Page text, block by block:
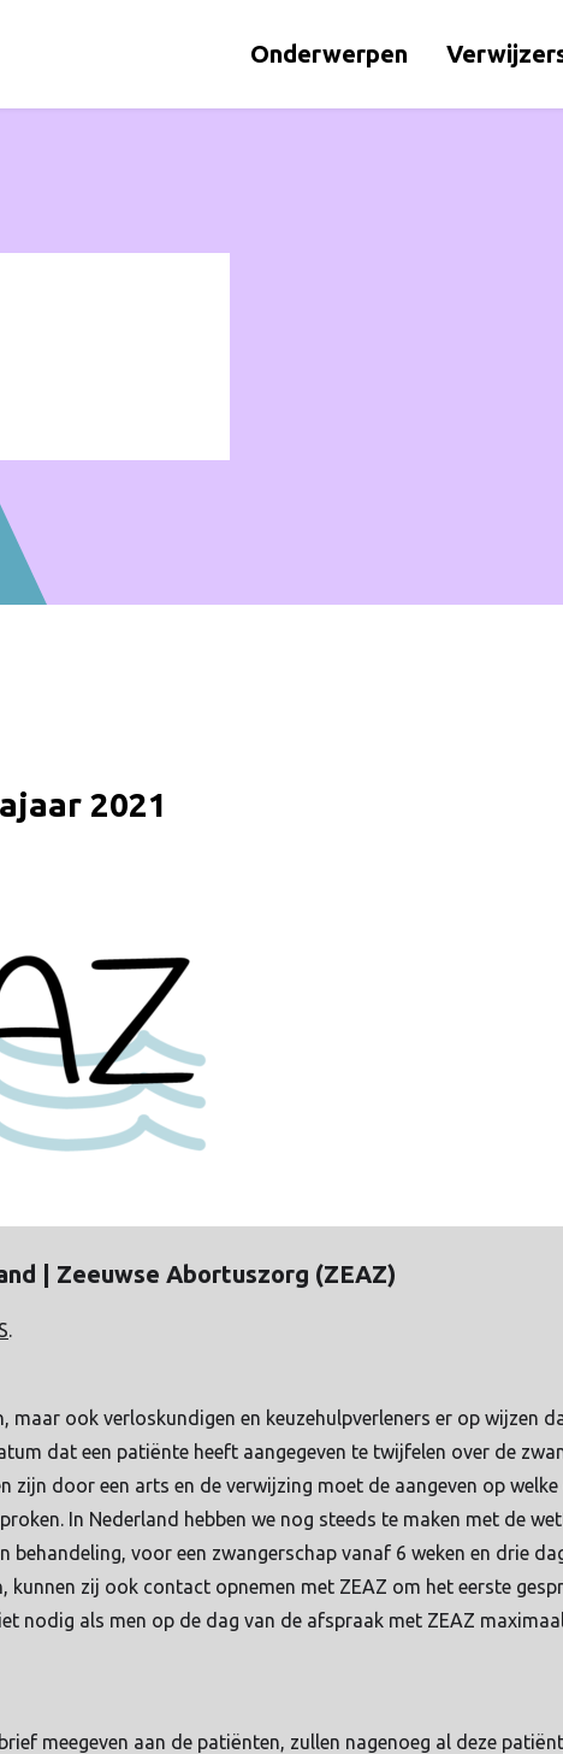
Onderwerpen
2021
| Zeeuwse Abortuszorg (ZEAZ)
.
maar ook verloskundigen en keuzehulpverleners er op wijzen
dat een patiënte heeft aangegeven te twijfelen over de
zijn door een arts en de verwijzing moet de aangeven op
In Nederland hebben we nog steeds te maken met de
behandeling, voor een zwangerschap vanaf 6 weken en drie
kunnen zij ook contact opnemen met ZEAZ om het eerste
nodig als men op de dag van de afspraak met ZEAZ
meegeven aan de patiënten, zullen nagenoeg al deze